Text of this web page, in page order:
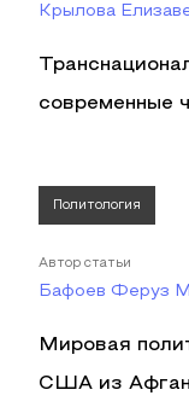
Крылова
современные
Политология
Автор статьи
Бафоев Феруз
Мировая
США из